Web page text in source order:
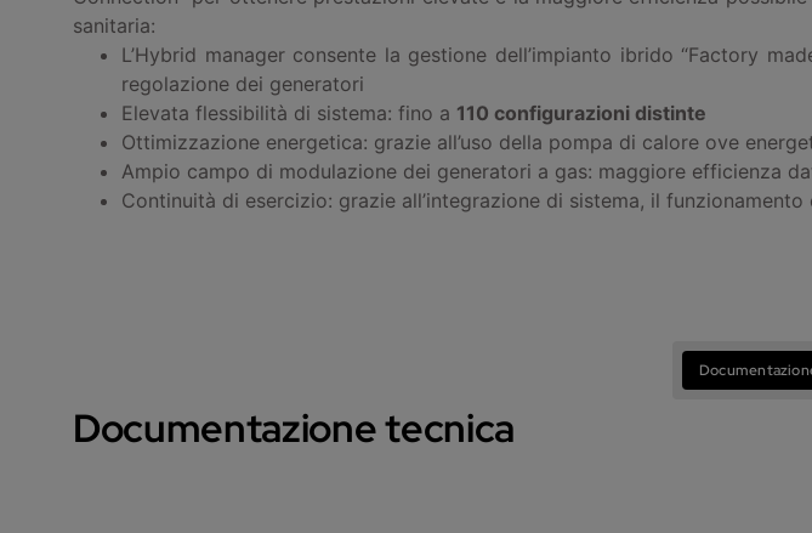
sanitaria:
L’Hybrid manager consente la gestione dell’impianto ibrido “Factory
regolazione dei generatori
Elevata flessibilità di sistema: fino a 110 configurazioni distinte
Ottimizzazione energetica: grazie all’uso della pompa di calore ove
Ampio campo di modulazione dei generatori a gas: maggiore efficienza
Continuità di esercizio: grazie all’integrazione di sistema, il
Documentazione tecnica